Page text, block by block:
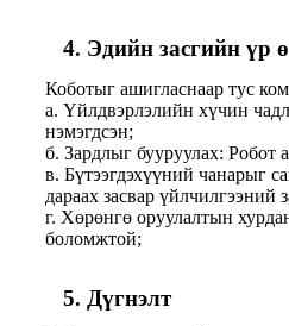
4. Эдийн засгийн үр
Коботыг ашигласнаар тус
а. Үйлдвэрлэлийн хүчин
нэмэгдсэн;
б. Зардлыг бууруулах:
в. Бүтээгдэхүүний чанарыг
дараах засвар үйлчилгээний
г. Хөрөнгө оруулалтын
боломжтой;
5. Дүгнэлт